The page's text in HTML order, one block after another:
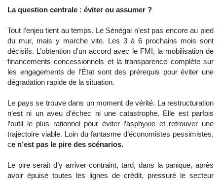
La question centrale : éviter ou assumer ?
Tout l’enjeu tient au temps. Le Sénégal n’est pas encore au pied
du mur, mais y marche vite. Les 3 à 6 prochains mois sont
décisifs. L’obtention d’un accord avec le FMI, la mobilisation de
financements concessionnels et la transparence complète sur
les engagements de l’État sont des prérequis pour éviter une
dégradation rapide de la situation.
Le pays se trouve dans un moment de vérité. La restructuration
n’est ni un aveu d’échec ni une catastrophe. Elle est parfois
l’outil le plus rationnel pour éviter l’asphyxie et retrouver une
trajectoire viable. Loin du fantasme d’économistes pessimistes,
ce n’est pas le pire des scénarios.
Le pire serait d’y arriver contraint, tard, dans la panique, après
avoir épuisé toutes les lignes de crédit, pressuré le secteur